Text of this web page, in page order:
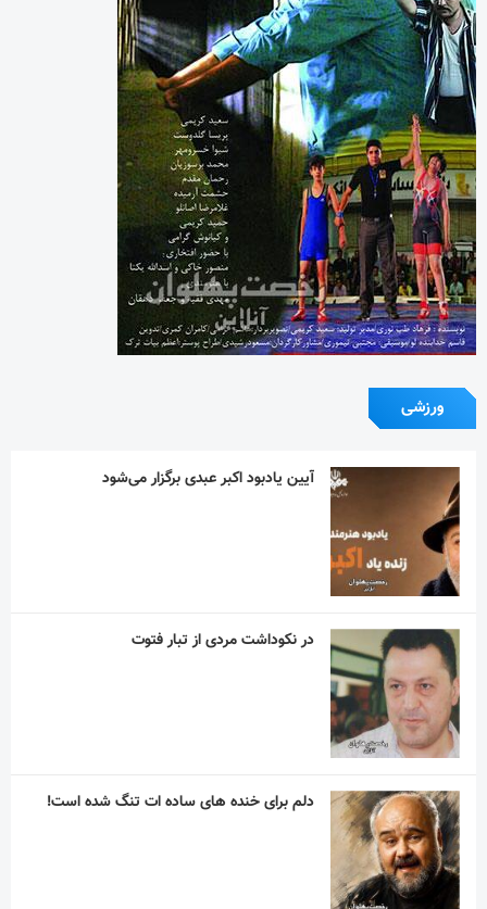
ورزشی
آیین یادبود اکبر عبدی برگزار می‌شود
در نکوداشت مردی از تبار فتوت
دلم برای خنده های ساده ات تنگ شده است!